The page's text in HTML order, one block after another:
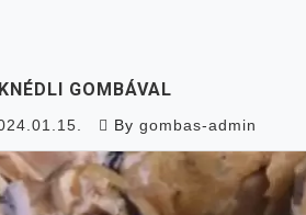
GOMBÁVAL
By gombas-admin